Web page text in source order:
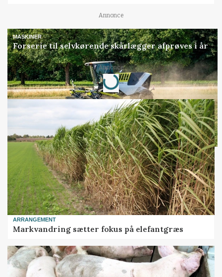
Annonce
MASKINER
Forserie til selvkørende skårlægger afprøves i år
Annonce
Loading...
ARRANGEMENT
Markvandring sætter fokus på elefantgræs